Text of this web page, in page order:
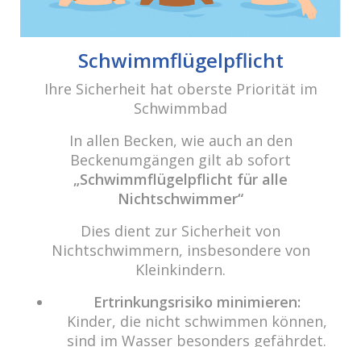
Bulderner Str. 15
48308 Senden
Tel.: 0049 (0) 2597 - 93 918 -10
Fax: 0049 (0) 2597 - 93 918 -29
E-Mail:info@cabriosenden.de
Internet:www.cabriosenden.de
Wir freuen uns auf Sie!
Haben Sie Fragen? Wir kümmern uns drum!
Eine Nachricht schreiben
Schwimmflügelpflicht
Ihre Sicherheit hat oberste Priorität im
Schwimmbad
In allen Becken, wie auch an den
Beckenumgängen gilt ab sofort
„Schwimmflügelpflicht für alle
Nichtschwimmer“
Dies dient zur Sicherheit von
Nichtschwimmern, insbesondere von
Kleinkindern.
Ertrinkungsrisiko minimieren:
Kinder, die nicht schwimmen können,
sind im Wasser besonders gefährdet.